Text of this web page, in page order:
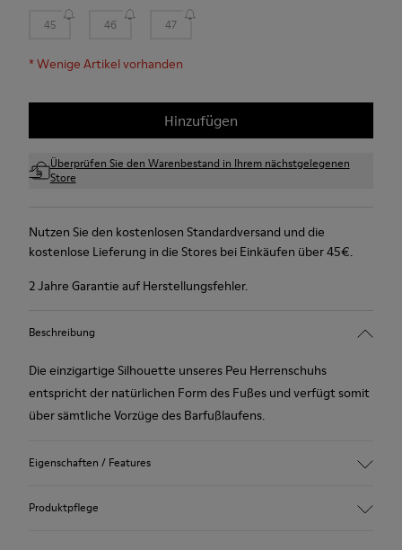
45 46 47
*Wenige Artikel vorhanden
Hinzufügen
Überprüfen Sie den Warenbestand in Ihrem nächstgelegenen
Store
Nutzen Sie den kostenlosen Standardversand und die
kostenlose Lieferung in die Stores bei Einkäufen über 45€.
2 Jahre Garantie auf Herstellungsfehler.
Beschreibung
Die einzigartige Silhouette unseres Peu Herrenschuhs
entspricht der natürlichen Form des Fußes und verfügt somit
über sämtliche Vorzüge des Barfußlaufens.
Eigenschaften / Features
Farbe: Navyblau
Produktpflege